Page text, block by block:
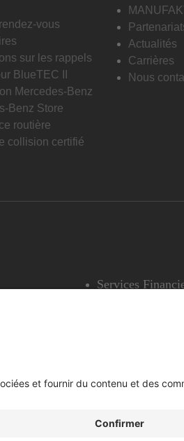
vous
sur les rappels
BlueTEC II
Mercedes-Benz
Benz Store
routière
collision certifié
Actualités
Carrières
Nous
Services